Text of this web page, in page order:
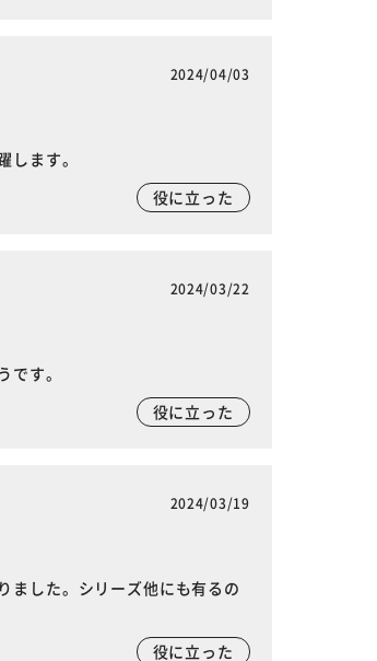
2024/04/03
ます。
役に立った
2024/03/22
す。
役に立った
2024/03/19
ました。シリーズ他にも有るの
役に立った